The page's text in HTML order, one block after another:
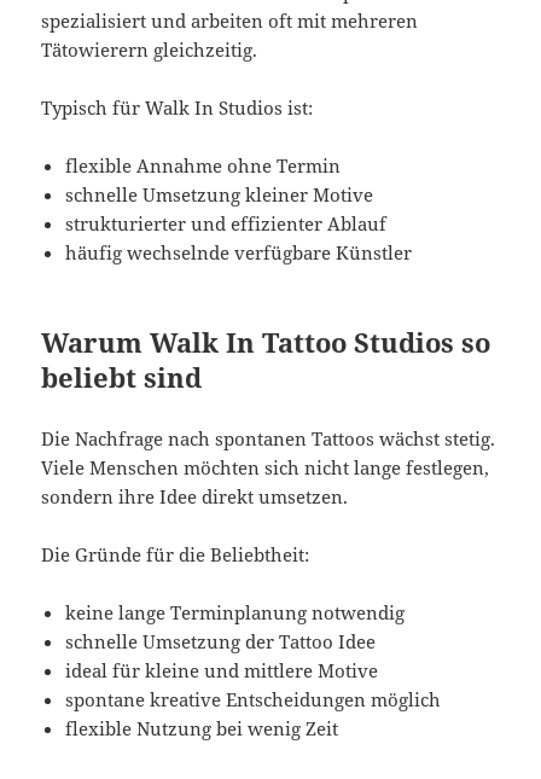
spezialisiert und arbeiten oft mit mehreren
Tätowierern gleichzeitig.
Typisch für Walk In Studios ist:
flexible Annahme ohne Termin
schnelle Umsetzung kleiner Motive
strukturierter und effizienter Ablauf
häufig wechselnde verfügbare Künstler
Warum Walk In Tattoo Studios so
beliebt sind
Die Nachfrage nach spontanen Tattoos wächst stetig.
Viele Menschen möchten sich nicht lange festlegen,
sondern ihre Idee direkt umsetzen.
Die Gründe für die Beliebtheit:
keine lange Terminplanung notwendig
schnelle Umsetzung der Tattoo Idee
ideal für kleine und mittlere Motive
spontane kreative Entscheidungen möglich
flexible Nutzung bei wenig Zeit